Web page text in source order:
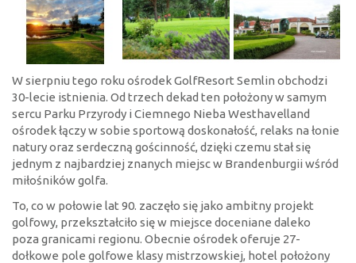
W sierpniu tego roku ośrodek GolfResort Semlin obchodzi
30-lecie istnienia. Od trzech dekad ten położony w samym
sercu Parku Przyrody i Ciemnego Nieba Westhavelland
ośrodek łączy w sobie sportową doskonałość, relaks na łonie
natury oraz serdeczną gościnność, dzięki czemu stał się
jednym z najbardziej znanych miejsc w Brandenburgii wśród
miłośników golfa.
To, co w połowie lat 90. zaczęło się jako ambitny projekt
golfowy, przekształciło się w miejsce doceniane daleko
poza granicami regionu. Obecnie ośrodek oferuje 27-
dołkowe pole golfowe klasy mistrzowskiej, hotel położony